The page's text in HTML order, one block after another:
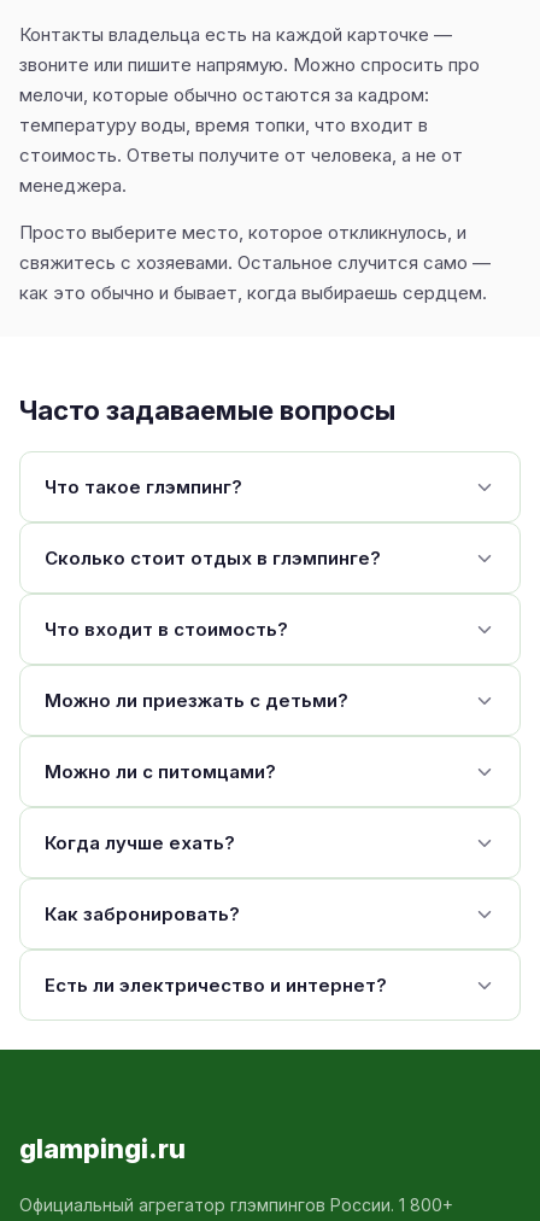
Контакты владельца есть на каждой карточке —
звоните или пишите напрямую. Можно спросить про
мелочи, которые обычно остаются за кадром:
температуру воды, время топки, что входит в
стоимость. Ответы получите от человека, а не от
менеджера.
Просто выберите место, которое откликнулось, и
свяжитесь с хозяевами. Остальное случится само —
как это обычно и бывает, когда выбираешь сердцем.
Часто задаваемые вопросы
Что такое глэмпинг?
Сколько стоит отдых в глэмпинге?
Что входит в стоимость?
Можно ли приезжать с детьми?
Можно ли с питомцами?
Когда лучше ехать?
Как забронировать?
Есть ли электричество и интернет?
glampingi.ru
Официальный агрегатор глэмпингов России. 1 800+